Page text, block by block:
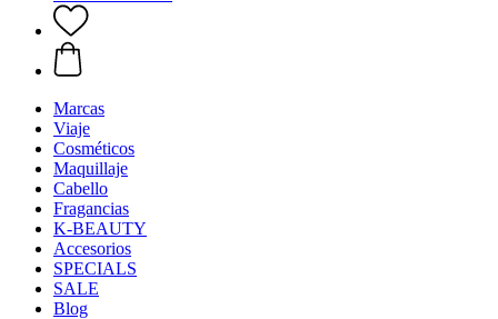
Marcas
Viaje
Cosméticos
Maquillaje
Cabello
Fragancias
K-BEAUTY
Accesorios
SPECIALS
SALE
Blog